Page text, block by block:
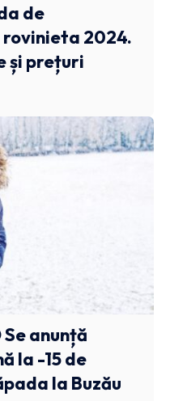
de
2024.
și prețuri
Se anunță
la -15 de
la Buzău